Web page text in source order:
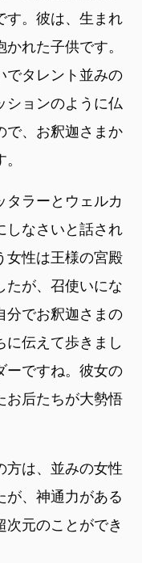
す。彼は、生まれ
れた子供です。
でタレント並みの
ションのように仏
で、お釈迦さまか
タラーとウェルカ
しなさいと話され
女性は王様の宮殿
たが、召使いにな
分でお釈迦さまの
に伝えて歩きまし
ーですね。彼女の
お后たちが大勢悟
方は、並みの女性
が、神通力がある
次元のことができ